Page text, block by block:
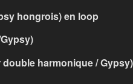
hongrois) en loop
harmonique / Gypsy)